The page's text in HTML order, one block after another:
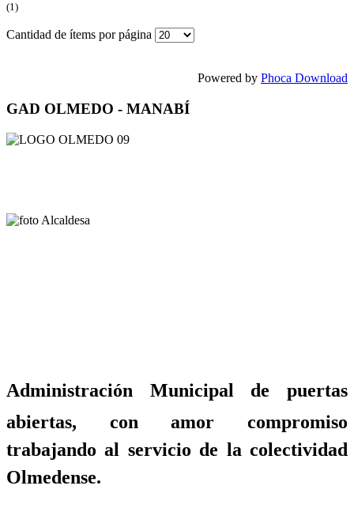
(1)
Cantidad de ítems por página
Powered by Phoca Download
GAD OLMEDO - MANABÍ
Administración Municipal de puertas
abiertas, con amor compromiso
trabajando al servicio de la colectividad
Olmedense.